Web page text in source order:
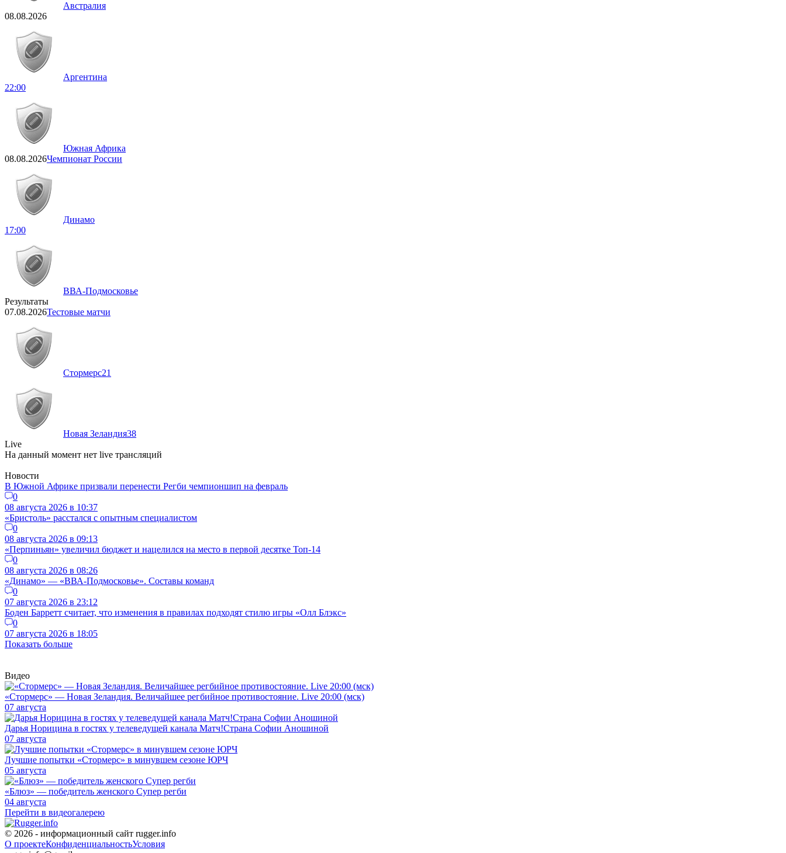
Австралия
08.08.2026
Аргентина
22:00
Южная Африка
08.08.2026Чемпионат России
Динамо
17:00
ВВА-Подмосковье
Результаты
07.08.2026Тестовые матчи
Стормерс21
Новая Зеландия38
Live
На данный момент нет live трансляций
Новости
В Южной Африке призвали перенести Регби чемпионшип на февраль
0
08 августа 2026 в 10:37
«Бристоль» расстался с опытным специалистом
0
08 августа 2026 в 09:13
«Перпиньян» увеличил бюджет и нацелился на место в первой десятке Топ-14
0
08 августа 2026 в 08:26
«Динамо» — «ВВА-Подмосковье». Составы команд
0
07 августа 2026 в 23:12
Боден Барретт считает, что изменения в правилах подходят стилю игры «Олл Блэкс»
0
07 августа 2026 в 18:05
Показать больше
Видео
«Стормерс» — Новая Зеландия. Величайшее регбийное противостояние. Live 20:00 (мск)
07 августа
Дарья Норицина в гостях у телеведущей канала Матч!Страна Софии Аношиной
07 августа
Лучшие попытки «Стормерс» в минувшем сезоне ЮРЧ
05 августа
«Блюз» — победитель женского Супер регби
04 августа
Перейти в видеогалерею
© 2026 - информационный сайт rugger.info
О проектеКонфиденциальностьУсловия